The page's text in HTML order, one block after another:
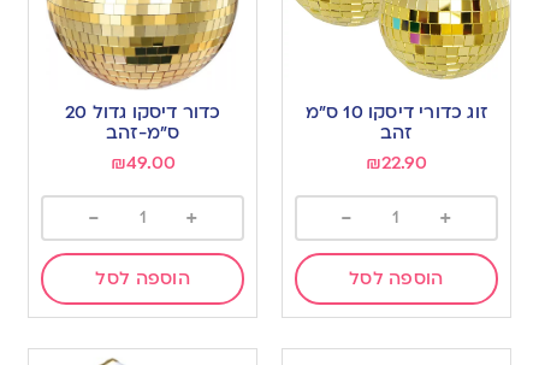
זוג כדורי דיסקו 10 ס”מ
זהב
₪22.90
+
-
הוספה לסל
כדור דיסקו גדול 20
ס”מ-זהב
₪49.00
+
-
הוספה לסל